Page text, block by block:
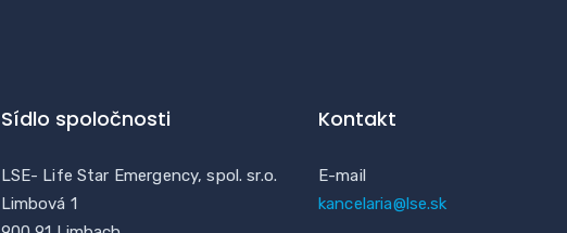
Sídlo spoločnosti
LSE- Life Star Emergency, spol. sr.o.
Limbová 1
Kontakt
E-mail
kancelaria@lse.sk